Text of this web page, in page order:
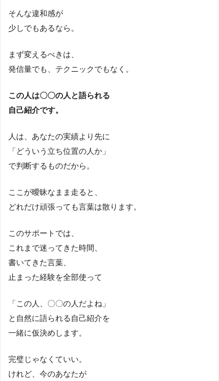
そんな違和感が
少しでもあるなら。
まず変えるべきは、
発信量でも、テクニックでもなく。
この人は〇〇の人と語られる
自己紹介です。
人は、あなたの実績より先に
「どういう立ち位置の人か」
で判断するものだから。
ここが曖昧なまま走ると、
どれだけ頑張っても言葉は散ります。
このサポートでは、
これまで迷ってきた時間、
書いてきた言葉、
止まった経験を全部使って
「この人、〇〇の人だよね」
と自然に語られる自己紹介を
一緒に仮決めします。
完璧じゃなくていい。
けれど、今のあなたが